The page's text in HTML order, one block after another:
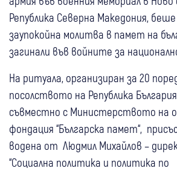
Република Северна Македония,
заупокойна молитва в памет на
загинали във войните за
На ритуала, организиран за 20
посолството на Република
съвместно с Министерството на
фондация “Българска памет“,
водена от Людмил Михайлов –
“Социална политика и политика по